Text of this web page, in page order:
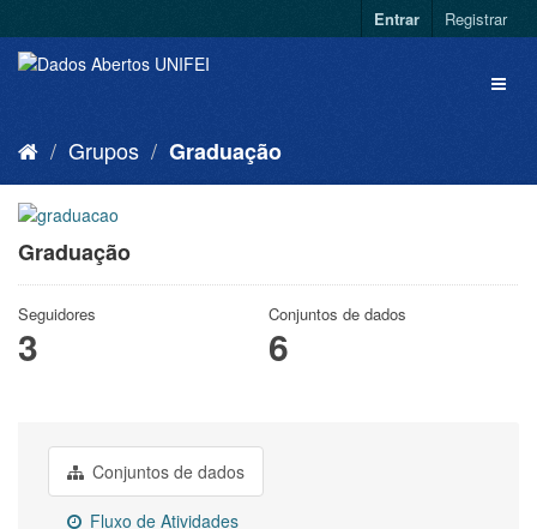
Entrar Registrar
Grupos Graduação
Graduação
Seguidores
3
Conjuntos de dados
6
Conjuntos de dados
Fluxo de Atividades